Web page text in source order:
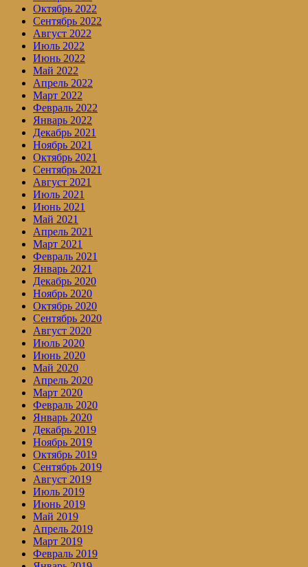
Октябрь 2022
Сентябрь 2022
Август 2022
Июль 2022
Июнь 2022
Май 2022
Апрель 2022
Март 2022
Февраль 2022
Январь 2022
Декабрь 2021
Ноябрь 2021
Октябрь 2021
Сентябрь 2021
Август 2021
Июль 2021
Июнь 2021
Май 2021
Апрель 2021
Март 2021
Февраль 2021
Январь 2021
Декабрь 2020
Ноябрь 2020
Октябрь 2020
Сентябрь 2020
Август 2020
Июль 2020
Июнь 2020
Май 2020
Апрель 2020
Март 2020
Февраль 2020
Январь 2020
Декабрь 2019
Ноябрь 2019
Октябрь 2019
Сентябрь 2019
Август 2019
Июль 2019
Июнь 2019
Май 2019
Апрель 2019
Март 2019
Февраль 2019